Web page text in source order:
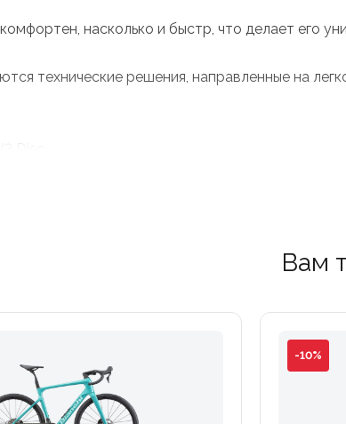
насколько и быстр, что делает его
технические решения, направленные на
Вам
-10%